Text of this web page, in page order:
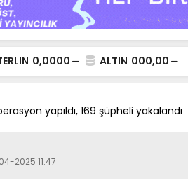
0,0000 ALTIN 000,00
yapıldı, 169 şüpheli yakalandı
2025 11:47